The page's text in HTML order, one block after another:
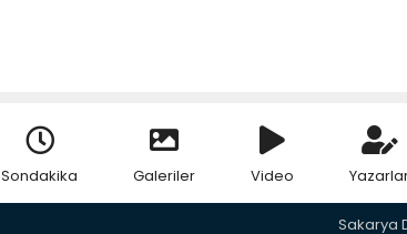
Sondakika Galeriler Video
Sakarya